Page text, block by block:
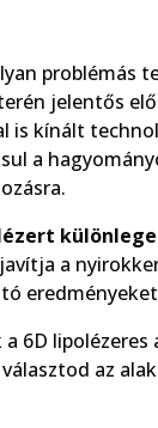
problémás
jelentős
is kínált
a
a
a 6D
az